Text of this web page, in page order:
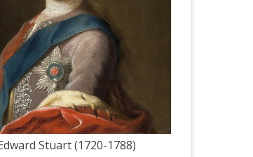
Stuart (1720-1788)